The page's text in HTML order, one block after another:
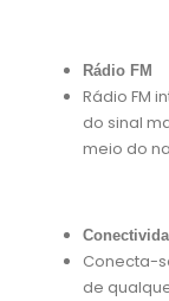
Rádio FM
Rádio FM
do sinal
meio do
Conecta-
de